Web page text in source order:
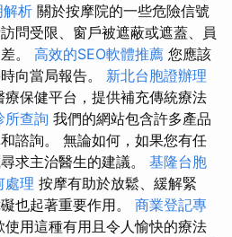
析 關於按摩院的一些危險信號
問受限、窗戶被遮蔽或遮蓋、員
。 高效的SEO軟體推薦 您應該
向當局報告。 新北台胞證辦理
保健平台，提供補充傳統療法
所查詢 我們的網站包含許多產品
諮詢。 無論如何，如果您有任
求主治醫生的建議。 基隆台胞
處理 按摩有助於放鬆、緩解緊
也起著重要作用。 商業登記專
使用這種有用且令人愉快的療法